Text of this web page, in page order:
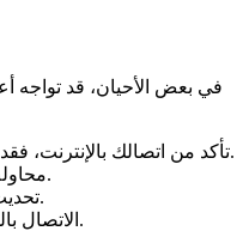
في بعض الأحيان، قد تواجه
تأكد من اتصالك بالإنترنت، فقد يكون السبب في حدوث مشكلة.
محاولة إعادة تشغيل التطبيق أو الجهاز.
تحديث التطبيق إلى أحدث إصدار متاح.
الاتصال بالدعم الفني إذا استمرت المشكلة.